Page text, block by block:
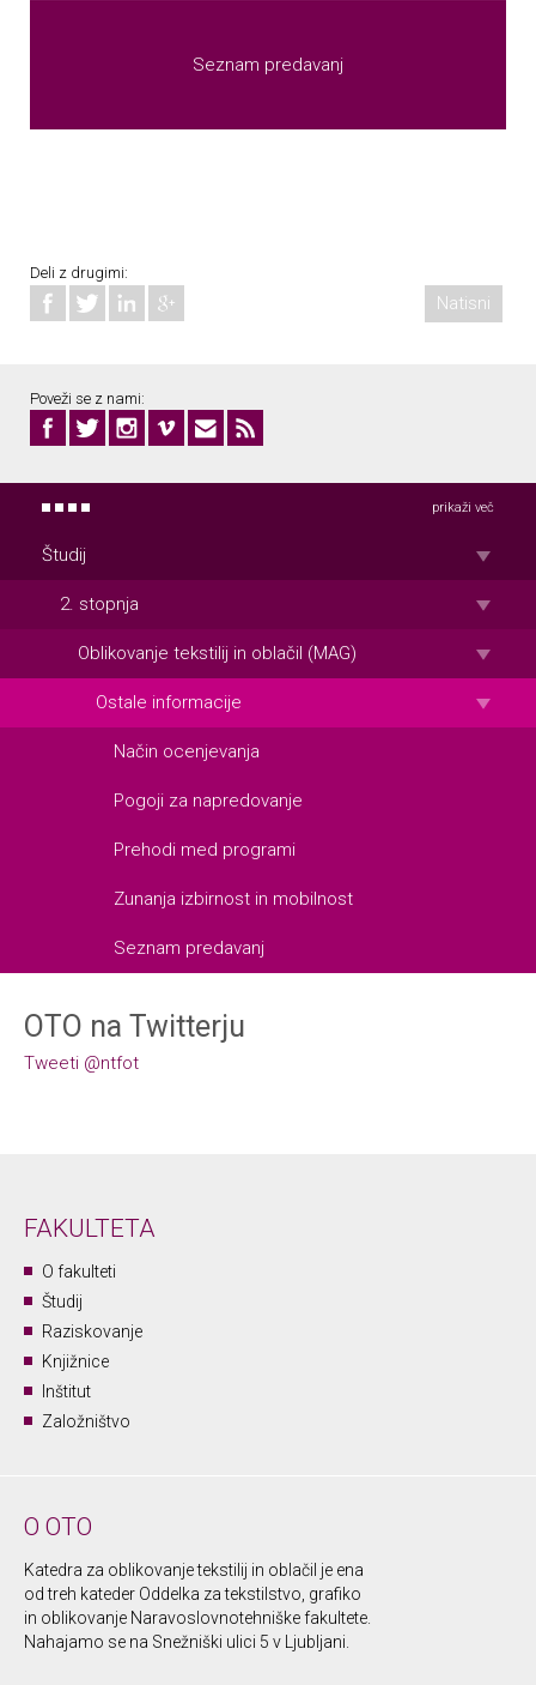
Seznam predavanj
Deli z drugimi:
Natisni
Poveži se z nami:
prikaži več
Študij
2. stopnja
Oblikovanje tekstilij in oblačil (MAG)
Ostale informacije
Način ocenjevanja
Pogoji za napredovanje
Prehodi med programi
Zunanja izbirnost in mobilnost
Seznam predavanj
OTO na Twitterju
Tweeti @ntfot
FAKULTETA
O fakulteti
Študij
Raziskovanje
Knjižnice
Inštitut
Založništvo
O OTO
Katedra za oblikovanje tekstilij in oblačil je ena
od treh kateder Oddelka za tekstilstvo, grafiko
in oblikovanje Naravoslovnotehniške fakultete.
Nahajamo se na Snežniški ulici 5 v Ljubljani.